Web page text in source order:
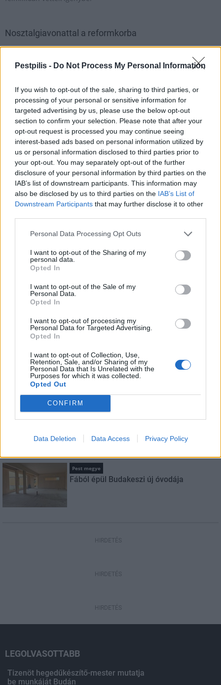
Pestpilis - Do Not Process My Personal Information
If you wish to opt-out of the sale, sharing to third parties, or
processing of your personal or sensitive information for
targeted advertising by us, please use the below opt-out
section to confirm your selection. Please note that after your
opt-out request is processed you may continue seeing
interest-based ads based on personal information utilized by
us or personal information disclosed to third parties prior to
your opt-out. You may separately opt-out of the further
disclosure of your personal information by third parties on the
IAB’s list of downstream participants. This information may
also be disclosed by us to third parties on the IAB’s List of
Downstream Participants that may further disclose it to other
Personal Data Processing Opt Outs
I want to opt-out of the Sharing of my
personal data.
Opted In
I want to opt-out of the Sale of my
Personal Data.
Opted In
I want to opt-out of processing my
Personal Data for Targeted Advertising.
Opted In
I want to opt-out of Collection, Use,
Retention, Sale, and/or Sharing of my
Personal Data that Is Unrelated with the
Purposes for which it was collected.
Opted Out
CONFIRM
Data Deletion Data Access Privacy Policy
Nosztalgiavonattal a reformkorba
170 éves lesz júliusban Petőfi költészetének egyik nagy ihletője.
1
HÍRLEVÉL
Név
E-mail cím
Feliratkozom a hírlevélre és elfogadom az
adatvédelmi
szabályzatot!
LEGFRISSEBB
Megérkezett az eső a Duna vízgyűjtőjére
Amire többmillióan vártunk: szombattól
Pest megye
Fából épül Budakeszi új óvodája
HIRDETÉS
HIRDETÉS
HIRDETÉS
LEGOLVASOTTABB
Tizenöt hegedűkészítő-mester mutatja
be munkáját Budán